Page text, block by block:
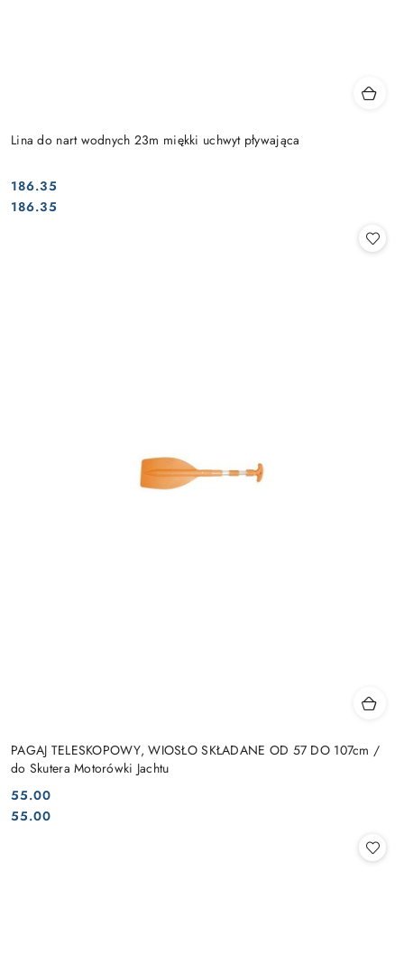
Lina do nart wodnych 23m miękki uchwyt pływająca
Cena:
186.35
Cena:
186.35
PAGAJ TELESKOPOWY, WIOSŁO SKŁADANE OD 57 DO 107cm /
do Skutera Motorówki Jachtu
Cena:
55.00
Cena:
55.00